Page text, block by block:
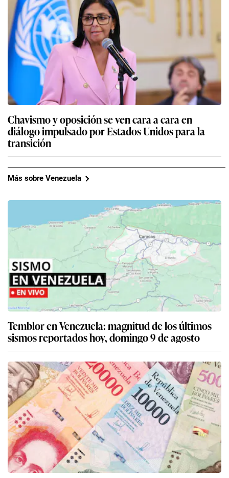
Chavismo y oposición se ven cara a cara en
diálogo impulsado por Estados Unidos para la
transición
Más sobre Venezuela
Temblor en Venezuela: magnitud de los últimos
sismos reportados hoy, domingo 9 de agosto